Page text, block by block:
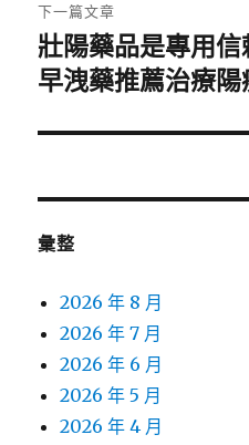
下一篇文章
下
一
文
壯陽藥品是專用
早洩藥推薦治療陽
彙整
2026 年 8 月
2026 年 7 月
2026 年 6 月
2026 年 5 月
2026 年 4 月